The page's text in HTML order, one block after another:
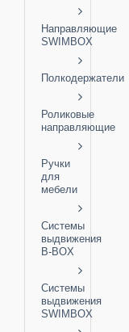
Направляющие
SWIMBOX
Полкодержатели
Роликовые
направляющие
Ручки
для
мебели
Системы
выдвижения
B-BOX
Системы
выдвижения
SWIMBOX